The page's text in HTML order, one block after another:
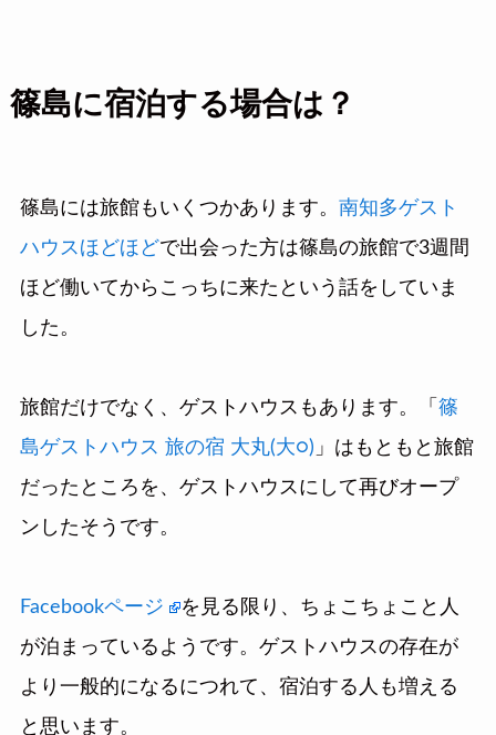
篠島に宿泊する場合は？
篠島には旅館もいくつかあります。 南知多ゲスト
ハウスほどほどで出会った方は篠島の旅館で3週間
ほど働いてからこっちに来たという話をしていま
した。
旅館だけでなく、ゲストハウスもあります。「 篠
島ゲストハウス 旅の宿 大丸(大○) 」はもともと旅館
だったところを、ゲストハウスにして再びオープ
ンしたそうです。
Facebookページ
を見る限り、ちょこちょこと人
が泊まっているようです。ゲストハウスの存在が
より一般的になるにつれて、宿泊する人も増える
と思います。